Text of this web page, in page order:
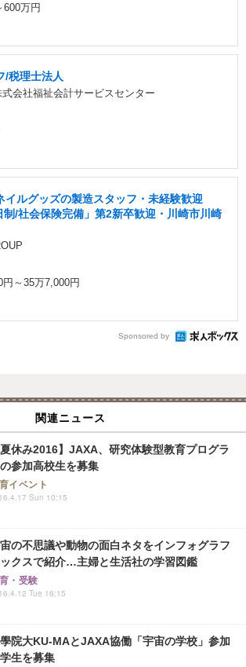
600万円
/税理士法人
会社福祉会計サービスセンター
イルグッズの製造スタッフ・未経験歓迎
制/社会保険完備」第2新卒歓迎・川崎市川崎
円～35万7,000円
Sponsored by
関連ニュース
夏休み2016】JAXA、研究体験型教育プログラ
参加高校生を募集
イベント
Sun 10:15
の不思議や動物の面白ネタをインフォグラフ
ックスで紹介…主婦と生活社の学習図鑑
・受験
Tue 16:15
院大KU‐MAとJAXA協働「宇宙の学校」参加
生を募集